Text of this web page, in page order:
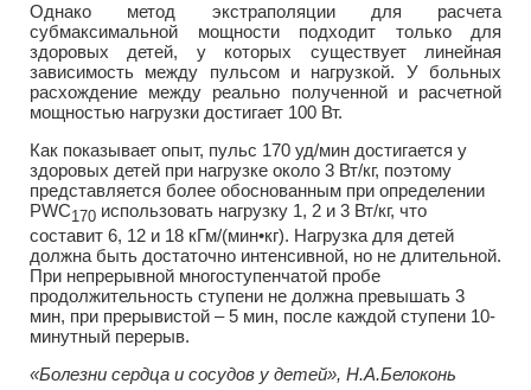
Однако метод экстраполяции для расчета
субмаксимальной мощности подходит только для
здоровых детей, у которых существует линейная
зависимость между пульсом и нагрузкой. У больных
расхождение между реально полученной и расчетной
мощностью нагрузки достигает 100 Вт.
Как показывает опыт, пульс 170 уд/мин достигается у
здоровых детей при нагрузке около 3 Вт/кг, поэтому
представляется более обоснованным при определении
PWC170 использовать нагрузку 1, 2 и 3 Вт/кг, что
составит 6, 12 и 18 кГм/(мин•кг). Нагрузка для детей
должна быть достаточно интенсивной, но не длительной.
При непрерывной многоступенчатой пробе
продолжительность ступени не должна превышать 3
мин, при прерывистой – 5 мин, после каждой ступени 10-
минутный перерыв.
«Болезни сердца и сосудов у детей», Н.А.Белоконь